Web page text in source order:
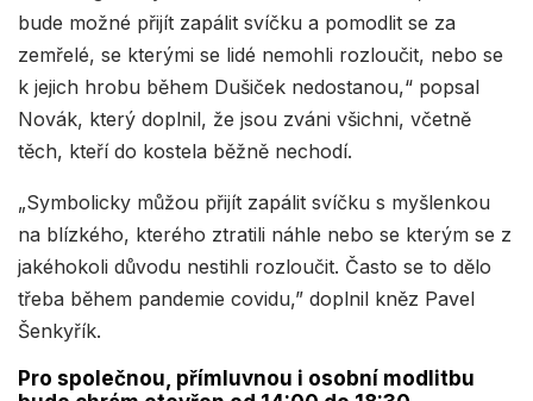
bude možné přijít zapálit svíčku a pomodlit se za
zemřelé, se kterými se lidé nemohli rozloučit, nebo se
k jejich hrobu během Dušiček nedostanou,“ popsal
Novák, který doplnil, že jsou zváni všichni, včetně
těch, kteří do kostela běžně nechodí.
„Symbolicky můžou přijít zapálit svíčku s myšlenkou
na blízkého, kterého ztratili náhle nebo se kterým se z
jakéhokoli důvodu nestihli rozloučit. Často se to dělo
třeba během pandemie covidu,” doplnil kněz Pavel
Šenkyřík.
Pro společnou, přímluvnou i osobní modlitbu